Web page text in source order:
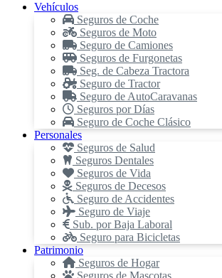
Vehículos
Seguros de Coche
Seguros de Moto
Seguro de Camiones
Seguros de Furgonetas
Seg. de Cabeza Tractora
Seguro de Tractor
Seguro de AutoCaravanas
Seguros por Días
Seguro de Coche Clásico
Personales
Seguros de Salud
Seguros Dentales
Seguros de Vida
Seguros de Decesos
Seguro de Accidentes
Seguro de Viaje
Sub. por Baja Laboral
Seguro para Bicicletas
Patrimonio
Seguros de Hogar
Seguros de Mascotas